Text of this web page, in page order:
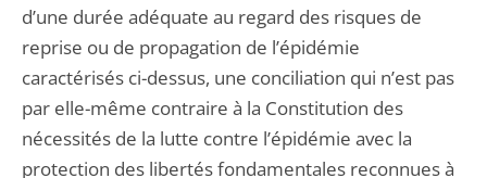
d’une durée adéquate au regard des risques de
reprise ou de propagation de l’épidémie
caractérisés ci-dessus, une conciliation qui n’est pas
par elle-même contraire à la Constitution des
nécessités de la lutte contre l’épidémie avec la
protection des libertés fondamentales reconnues à